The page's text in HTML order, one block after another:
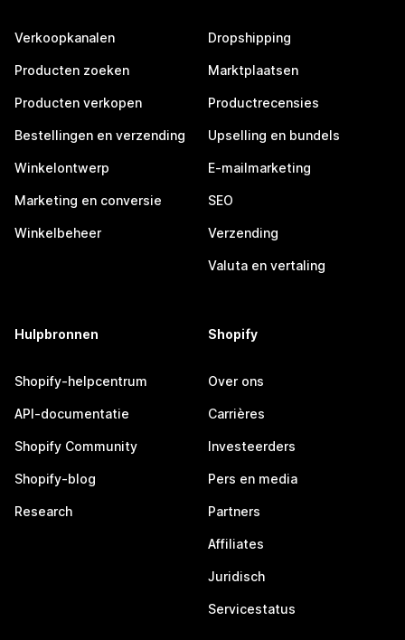
Verkoopkanalen
Producten zoeken
Producten verkopen
Bestellingen en verzending
Winkelontwerp
Marketing en conversie
Winkelbeheer
Dropshipping
Marktplaatsen
Productrecensies
Upselling en bundels
E-mailmarketing
SEO
Verzending
Valuta en vertaling
Hulpbronnen
Shopify-helpcentrum
API-documentatie
Shopify Community
Shopify-blog
Research
Shopify
Over ons
Carrières
Investeerders
Pers en media
Partners
Affiliates
Juridisch
Servicestatus